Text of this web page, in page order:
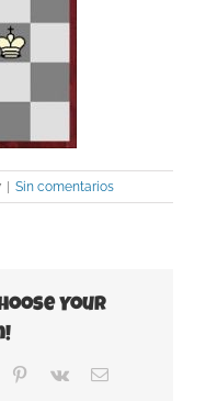
| Sin comentarios
Your
Pinterest
Vk
Correo